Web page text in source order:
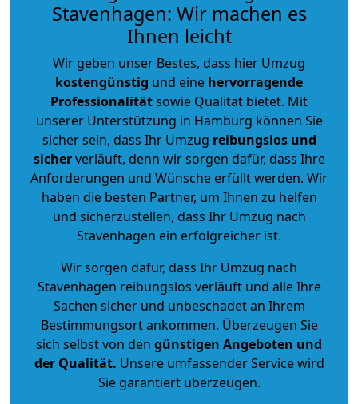
Stavenhagen: Wir machen es
Ihnen leicht
Wir geben unser Bestes, dass hier Umzug
kostengünstig und eine hervorragende
Professionalitätsowie Qualität bietet. Mit
unserer Unterstützung in Hamburg können Sie
sicher sein, dass Ihr Umzug reibungslos und
sicherverläuft, denn wir sorgen dafür, dass Ihre
Anforderungen und Wünsche erfüllt werden. Wir
haben die besten Partner, um Ihnen zu helfen
und sicherzustellen, dass Ihr Umzug nach
Stavenhagen ein erfolgreicher ist.
Wir sorgen dafür, dass Ihr Umzug nach
Stavenhagen reibungslos verläuft und alle Ihre
Sachen sicher und unbeschadet an Ihrem
Bestimmungsort ankommen. Überzeugen Sie
sich selbst von den günstigen Angeboten und
der Qualität. Unsere umfassender Service wird
Sie garantiert überzeugen.